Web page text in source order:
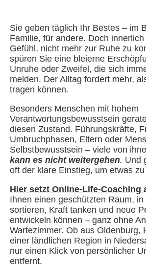
Sie geben täglich Ihr Bestes – im
Familie, für andere. Doch
Gefühl, nicht mehr zur Ruhe zu
spüren Sie eine bleierne
Unruhe oder Zweifel, die sich
melden. Der Alltag fordert mehr,
tragen können.
Besonders Menschen mit hohem
Verantwortungsbewusstsein
diesen Zustand. Führungskräfte,
Umbruchphasen, Eltern oder
Selbstbewusstsein – viele von
kann es nicht weitergehen. Und
oft der klare Einstieg, um etwas
Hier setzt Online-Life-Coaching
Ihnen einen geschützten Raum,
sortieren, Kraft tanken und neue
entwickeln können – ganz ohne
Wartezimmer. Ob aus Oldenburg,
einer ländlichen Region in
nur einen Klick von persönlicher
entfernt.